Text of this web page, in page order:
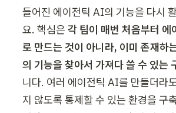
들어진 에이전틱 AI의 기능을 다시
요. 핵심은 각 팀이 매번 처음부터
로 만드는 것이 아니라, 이미 존재하
의 기능을 찾아서 가져다 쓸 수 있는
니다. 여러 에이전틱 AI를 만들더라
지 않도록 통제할 수 있는 환경을 구